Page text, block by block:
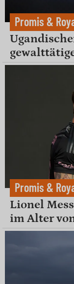
Promis &
Promis &
Lionel
im Alter